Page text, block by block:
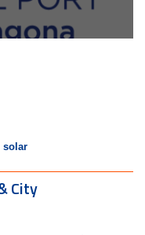
solar
City